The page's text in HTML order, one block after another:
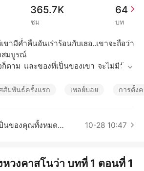
365.7K
ชม
64
บท
ขามีค่ำคืนอันเร่าร้อนกับเธอ..เขาจะถือว่า
สมบูรณ์
ก็ตาม และของที่เป็นของเขา จะไม่มีวันป
สัมพันธ์ครั้งแรก เพลย์บอย การตั้ง
บทที่ 64 ตอนที่ 64 เป็นของคุณทั้งหมด (จบ) 10-28 10:47